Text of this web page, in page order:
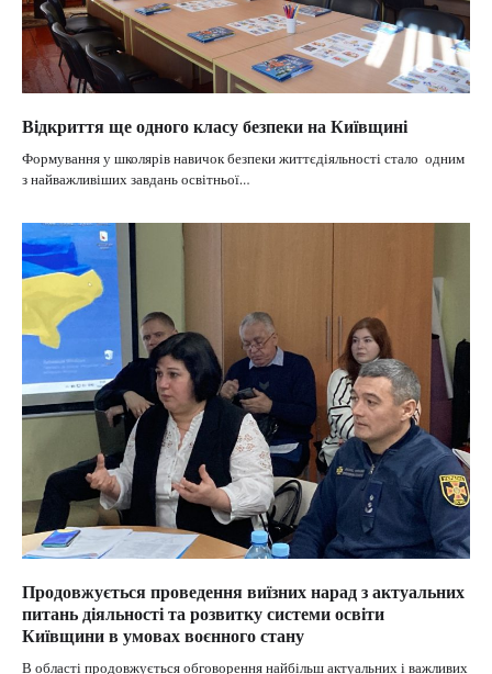
Відкриття ще одного класу безпеки на Київщині
Формування у школярів навичок безпеки життєдіяльності стало одним
з найважливіших завдань освітньої…
Продовжується проведення виїзних нарад з актуальних
питань діяльності та розвитку системи освіти
Київщини в умовах воєнного стану
В області продовжується обговорення найбільш актуальних і важливих